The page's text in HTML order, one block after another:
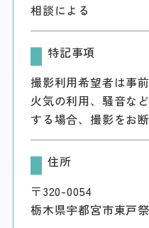
相談による
特記事項
撮影利用希望者は事
火気の利用、騒音な
する場合、撮影をお
住所
〒320-0054
栃木県宇都宮市東戸